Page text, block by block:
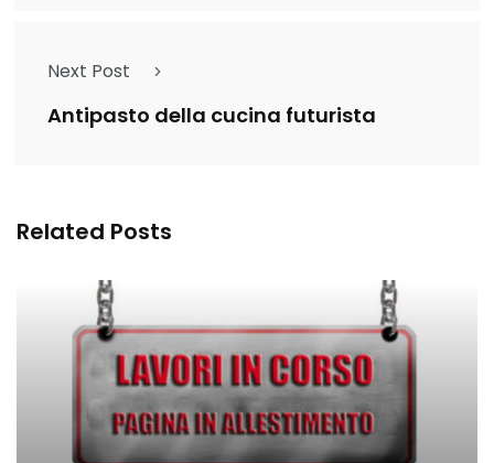
Next Post
Antipasto della cucina futurista
Related Posts